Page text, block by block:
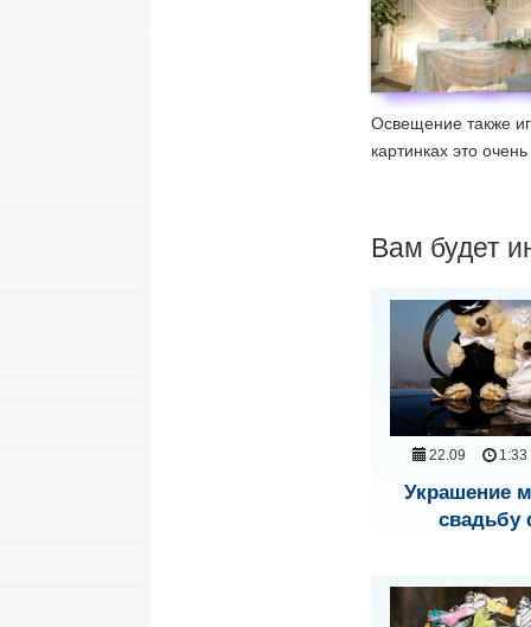
Освещение также
картинках это
Вам будет
22.09 1:33
Украшение
свадьбу